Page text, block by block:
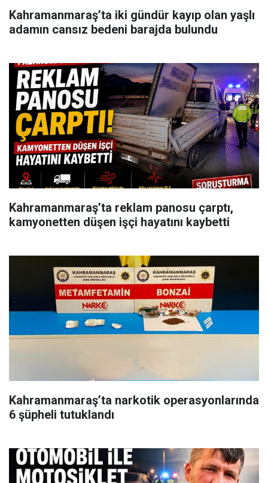
Kahramanmaraş’ta iki gündür kayıp olan yaşlı
adamın cansız bedeni barajda bulundu
Kahramanmaraş’ta reklam panosu çarptı,
kamyonetten düşen işçi hayatını kaybetti
Kahramanmaraş’ta narkotik operasyonlarında
6 şüpheli tutuklandı